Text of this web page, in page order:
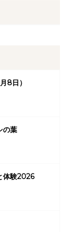
8日）
の葉
体験2026